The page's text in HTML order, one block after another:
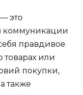
это
коммуникации
правдивое
или
покупки,
также